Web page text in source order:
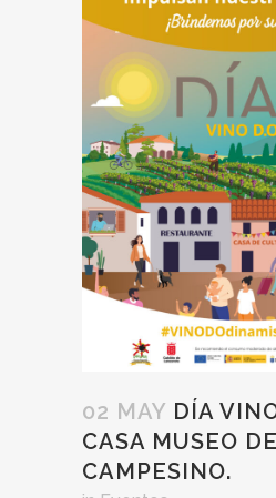
02 MAY DÍA
CASA MUSEO
CAMPESINO.